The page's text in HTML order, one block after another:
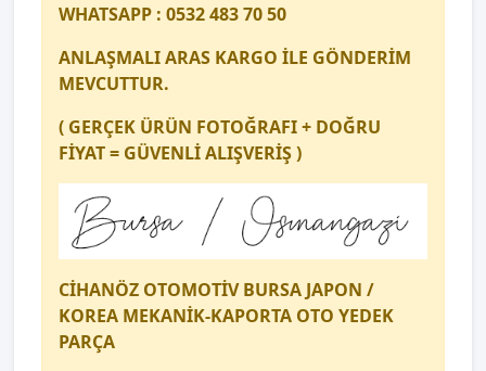
WHATSAPP : 0532 483 70 50
ANLAŞMALI ARAS KARGO İLE GÖNDERİM
MEVCUTTUR.
( GERÇEK ÜRÜN FOTOĞRAFI + DOĞRU
FİYAT = GÜVENLİ ALIŞVERİŞ )
CİHANÖZ OTOMOTİV BURSA JAPON /
KOREA MEKANİK-KAPORTA OTO YEDEK
PARÇA